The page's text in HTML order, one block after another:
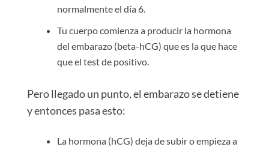
normalmente el día 6.
Tu cuerpo comienza a producir la hormona
del embarazo (beta-hCG) que es la que hace
que el test de positivo.
Pero llegado un punto, el embarazo se detiene
y entonces pasa esto:
La hormona (hCG) deja de subir o empieza a